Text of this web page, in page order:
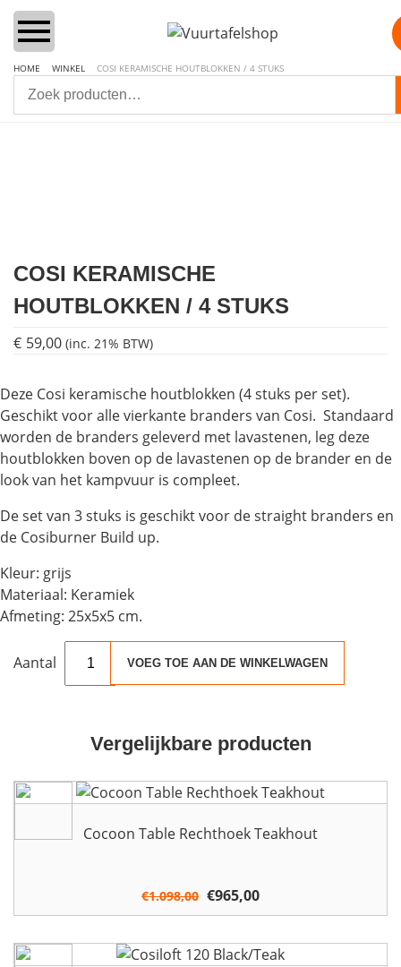
Lounge & Dining
Houtkachels
Accessoires
Contact
HOME WINKEL COSI KERAMISCHE HOUTBLOKKEN / 4 STUKS
COSI KERAMISCHE
HOUTBLOKKEN / 4 STUKS
€ 59,00 (inc. 21% BTW)
Deze Cosi keramische houtblokken (4 stuks per set).
Geschikt voor alle vierkante branders van Cosi. Standaard
worden de branders geleverd met lavastenen, leg deze
houtblokken boven op de lavastenen op de brander en de
look van het kampvuur is compleet.
De set van 3 stuks is geschikt voor de straight branders en
de Cosiburner Build up.
Kleur: grijs
Materiaal: Keramiek
Afmeting: 25x5x5 cm.
Keramische
aantal
VOEG TOE AAN DE WINKELWAGEN
Vergelijkbare producten
Cocoon Table Rechthoek Teakhout
€1.098,00 Oorspronkelijke
prijs
was:
€1.098,00.
€965,00
prijs
is:
€965,00.